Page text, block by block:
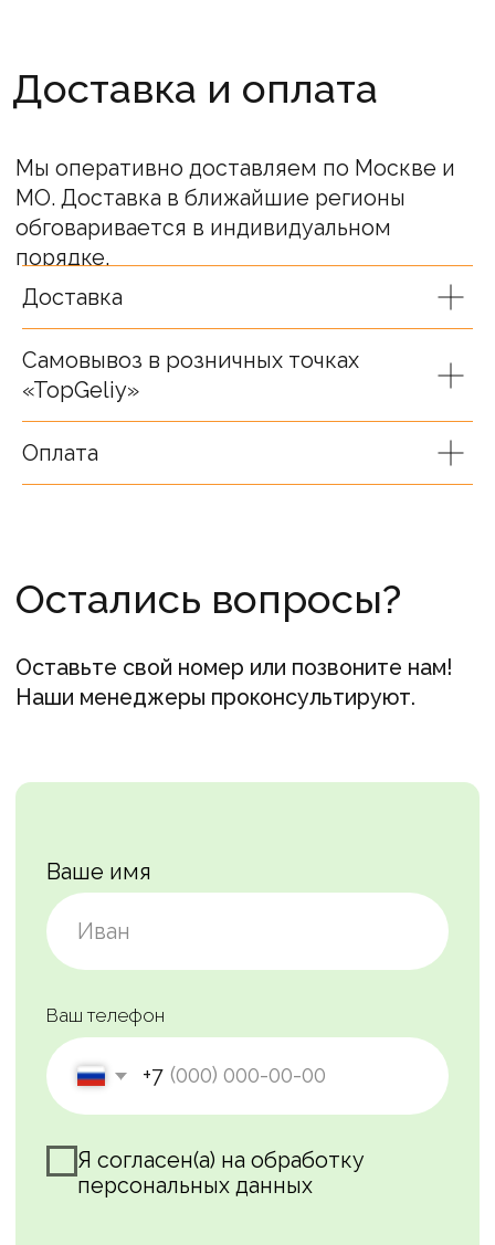
Доставка
Самовывоз в розничных точках
«TopGeliy»
Оплата
Остались вопросы?
Ваше имя
+7
Связаться